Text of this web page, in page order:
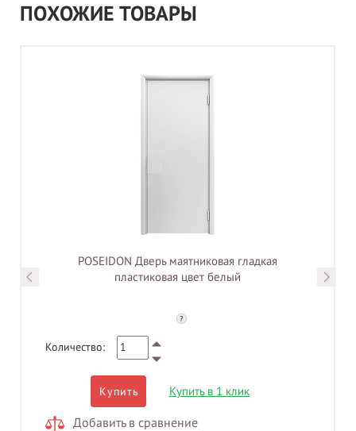
ПОХОЖИЕ ТОВАРЫ
POSEIDON Дверь маятниковая гладкая
пластиковая цвет белый
?
Количество:
Купить Купить в 1 клик
Добавить в сравнение